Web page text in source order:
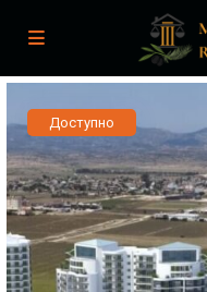
Доступно